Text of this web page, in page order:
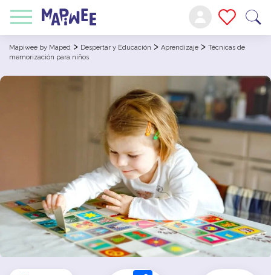
Mapiwee by Maped > Despertar y Educación > Aprendizaje > Técnicas de
memorización para niños